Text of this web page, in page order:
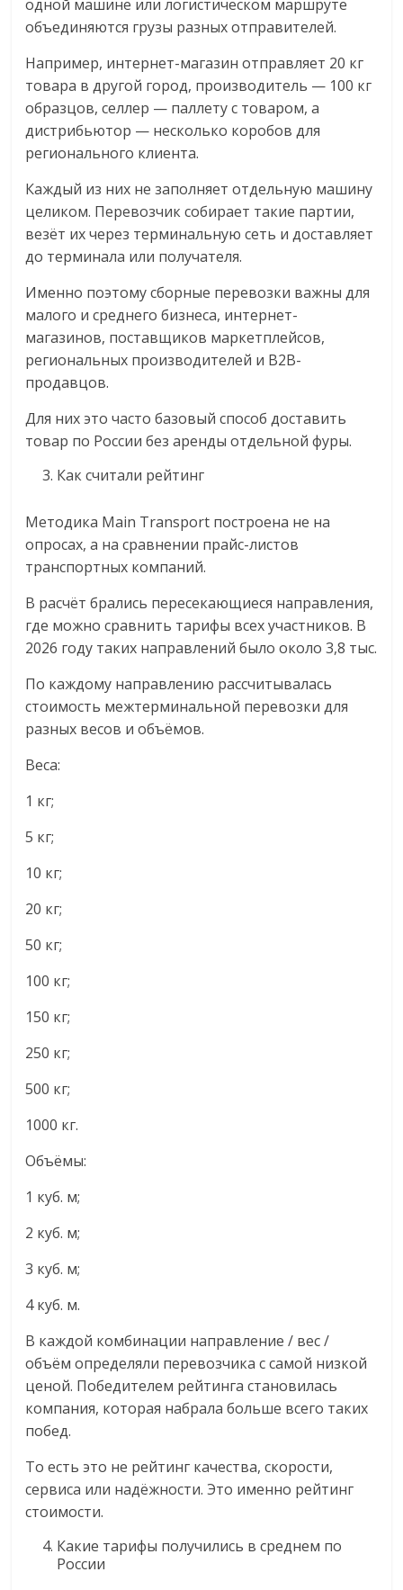
одной машине или логистическом маршруте
объединяются грузы разных отправителей.
Например, интернет-магазин отправляет 20 кг
товара в другой город, производитель — 100 кг
образцов, селлер — паллету с товаром, а
дистрибьютор — несколько коробов для
регионального клиента.
Каждый из них не заполняет отдельную машину
целиком. Перевозчик собирает такие партии,
везёт их через терминальную сеть и доставляет
до терминала или получателя.
Именно поэтому сборные перевозки важны для
малого и среднего бизнеса, интернет-
магазинов, поставщиков маркетплейсов,
региональных производителей и B2B-
продавцов.
Для них это часто базовый способ доставить
товар по России без аренды отдельной фуры.
Как считали рейтинг
Методика Main Transport построена не на
опросах, а на сравнении прайс-листов
транспортных компаний.
В расчёт брались пересекающиеся направления,
где можно сравнить тарифы всех участников. В
2026 году таких направлений было около 3,8 тыс.
По каждому направлению рассчитывалась
стоимость межтерминальной перевозки для
разных весов и объёмов.
Веса:
1 кг;
5 кг;
10 кг;
20 кг;
50 кг;
100 кг;
150 кг;
250 кг;
500 кг;
1000 кг.
Объёмы:
1 куб. м;
2 куб. м;
3 куб. м;
4 куб. м.
В каждой комбинации направление / вес /
объём определяли перевозчика с самой низкой
ценой. Победителем рейтинга становилась
компания, которая набрала больше всего таких
побед.
То есть это не рейтинг качества, скорости,
сервиса или надёжности. Это именно рейтинг
стоимости.
Какие тарифы получились в среднем по
России